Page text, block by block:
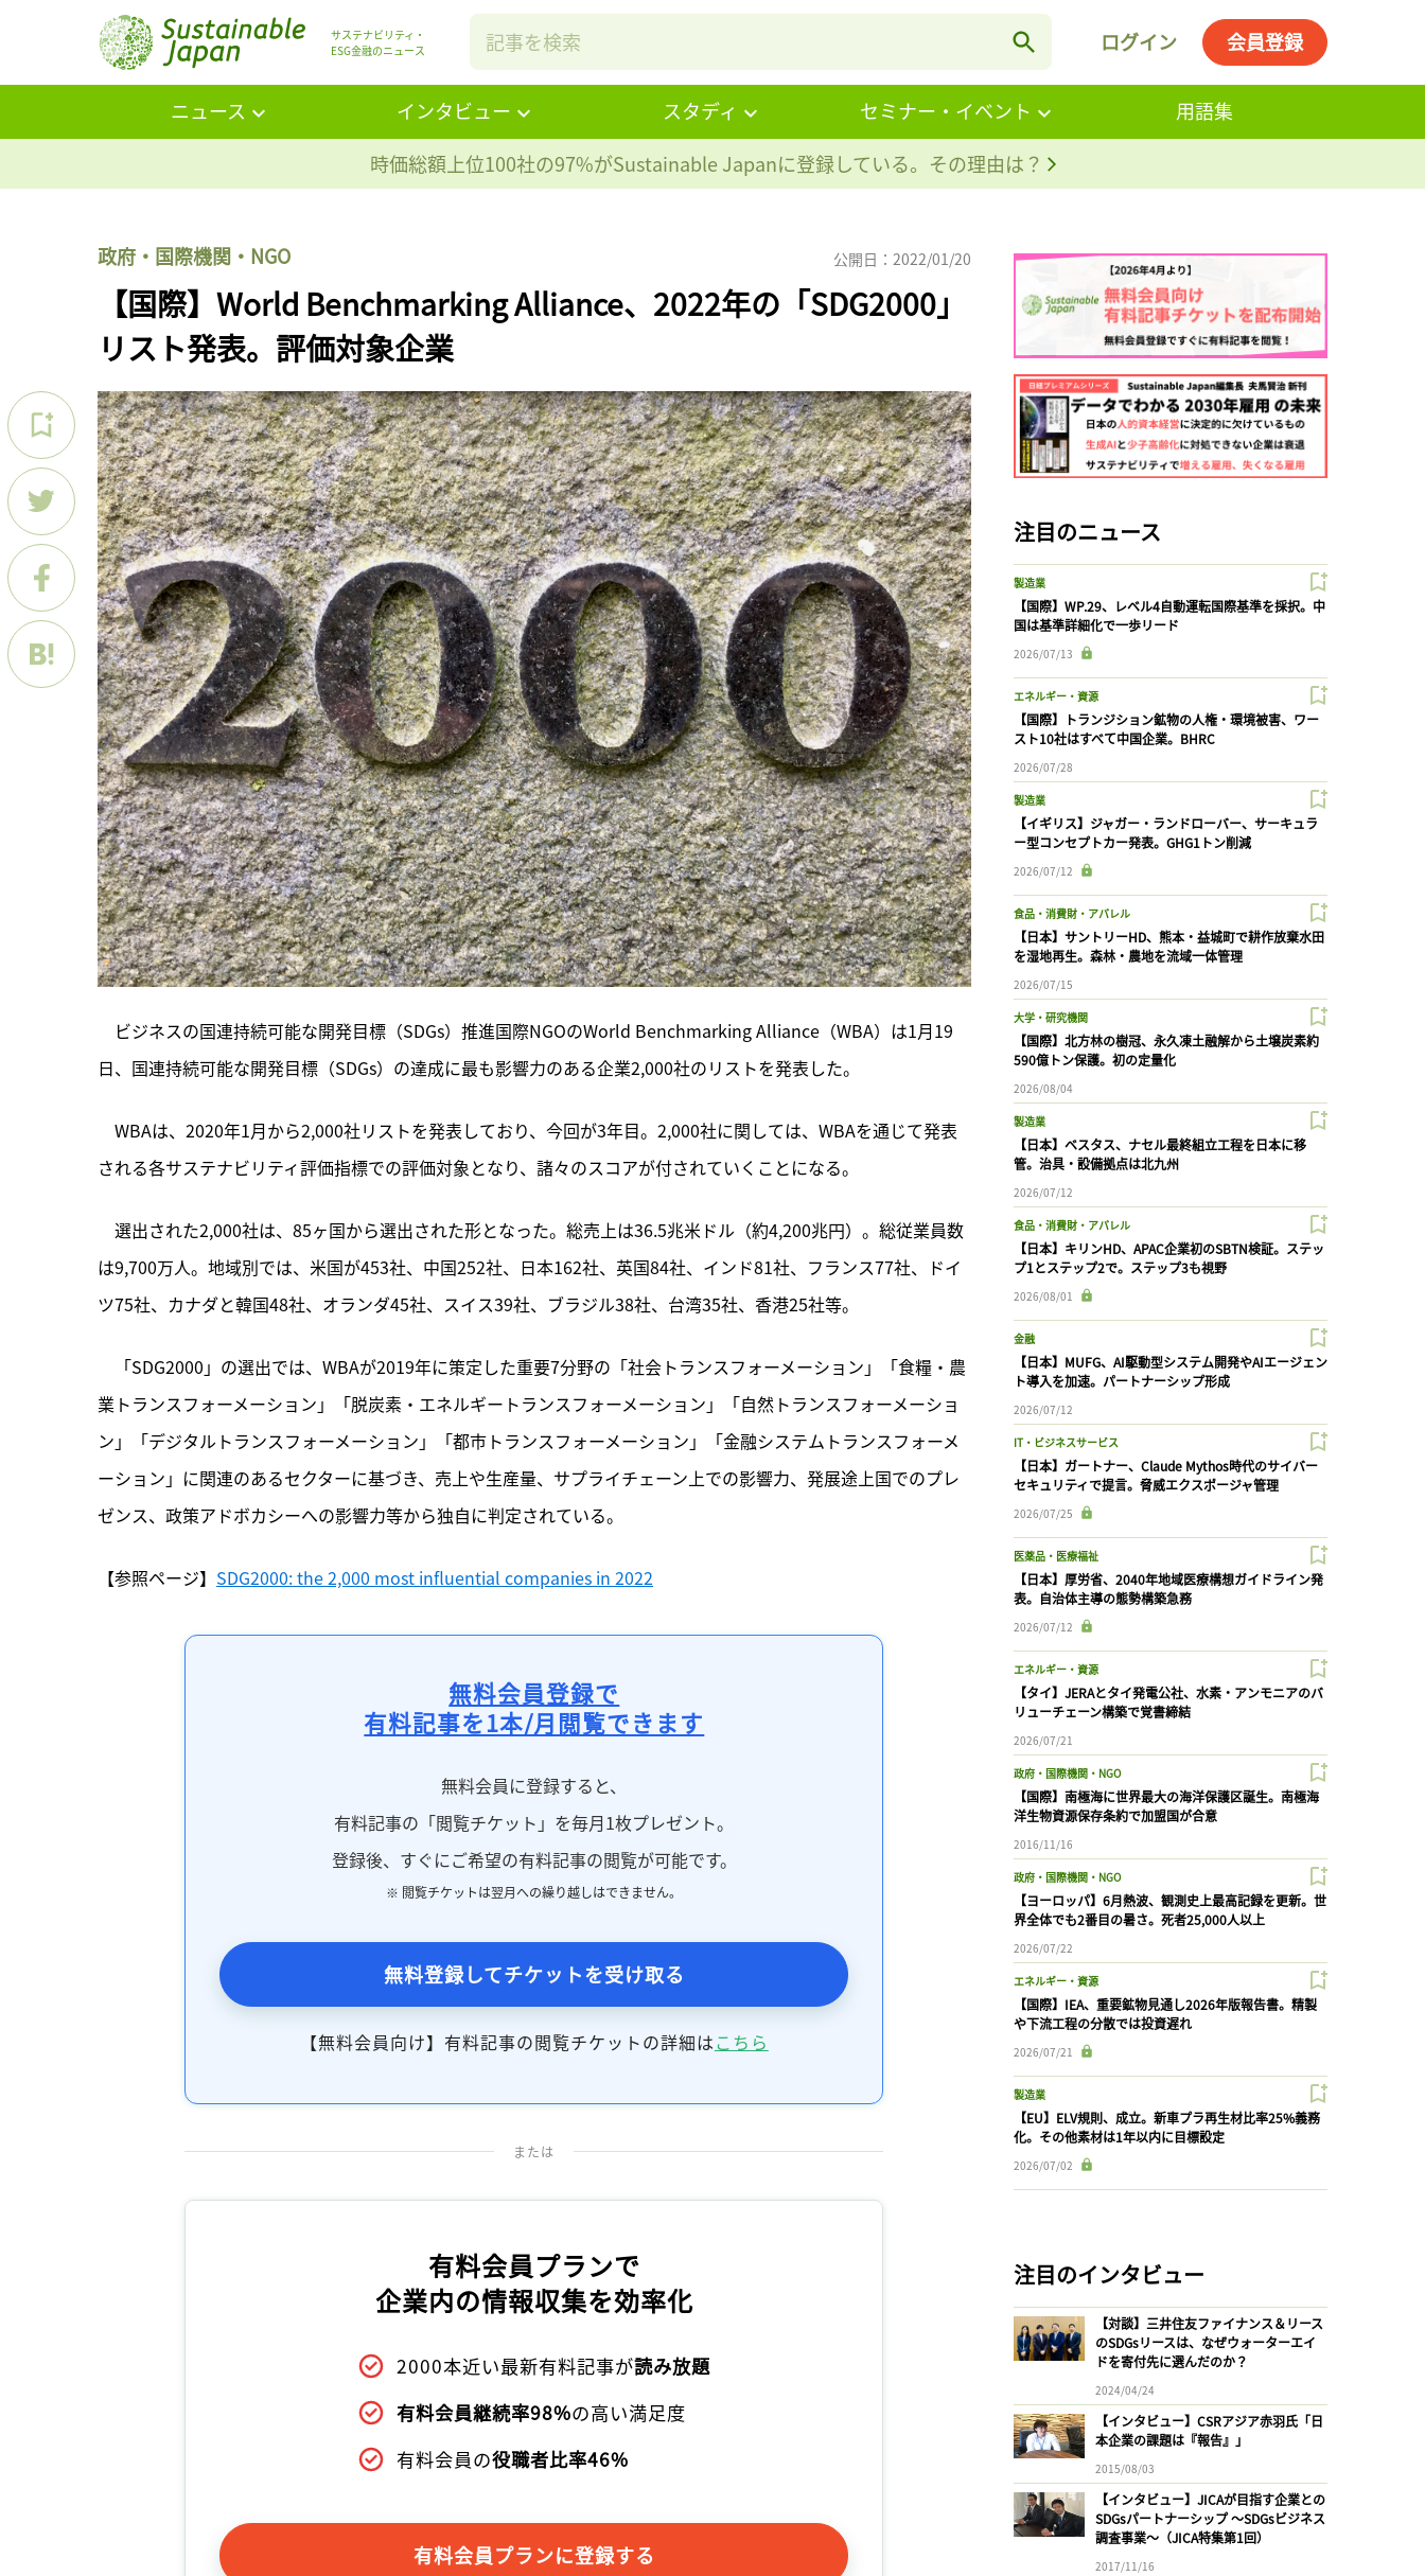
サステナビリティ・
ESG金融のニュース
ログイン 会員登録
ニュース インタビュー スタディ セミナー・イベント
用語集
時価総額上位100社の97%がSustainable Japanに登録している。その理由は？
政府・国際機関・NGO 公開日：2022/01/20
【国際】World Benchmarking Alliance、2022年の「SDG2000」
リスト発表。評価対象企業
ビジネスの国連持続可能な開発目標（SDGs）推進国際NGOのWorld Benchmarking Alliance（WBA）は1月19
日、国連持続可能な開発目標（SDGs）の達成に最も影響力のある企業2,000社のリストを発表した。
WBAは、 2020年1月から2,000社リストを発表しており、今回が3年目。2,000社に関しては、WBAを通じて発表
される各サステナビリティ評価指標での評価対象となり、諸々のスコアが付されていくことになる。
選出された2,000社は、85ヶ国から選出された形となった。総売上は36.5兆米ドル（約4,200兆円）。総従業員数
は9,700万人。地域別では、米国が453社、中国252社、日本162社、英国84社、インド81社、フランス77社、ドイ
ツ75社、カナダと韓国48社、オランダ45社、スイス39社、ブラジル38社、台湾35社、香港25社等。
「SDG2000」の選出では、WBAが2019年に策定した重要7分野の「社会トランスフォーメーション」「食糧・農
業トランスフォーメーション」「脱炭素・エネルギートランスフォーメーション」「自然トランスフォーメーショ
ン」「デジタルトランスフォーメーション」「都市トランスフォーメーション」「金融システムトランスフォーメ
ーション」に関連のあるセクターに基づき、売上や生産量、サプライチェーン上での影響力、発展途上国でのプレ
ゼンス、政策アドボカシーへの影響力等から独自に判定されている。
【参照ページ】 SDG2000: the 2,000 most influential companies in 2022
無料会員登録で
有料記事を1本/月閲覧できます
無料会員に登録すると、
有料記事の「閲覧チケット」を毎月1枚プレゼント。
登録後、すぐにご希望の有料記事の閲覧が可能です。
※ 閲覧チケットは翌月への繰り越しはできません。
無料登録してチケットを受け取る
【無料会員向け】有料記事の閲覧チケットの詳細はこちら
または
有料会員プランで
企業内の情報収集を効率化
2000本近い最新有料記事が読み放題
有料会員継続率98%の高い満足度
有料会員の役職者比率46%
有料会員プランに登録する
注目のニュース
製造業
【国際】WP.29、レベル4自動運転国際基準を採択。中
国は基準詳細化で一歩リード
2026/07/13
エネルギー・資源
【国際】トランジション鉱物の人権・環境被害、ワー
スト10社はすべて中国企業。BHRC
2026/07/28
製造業
【イギリス】ジャガー・ランドローバー、サーキュラ
ー型コンセプトカー発表。GHG1トン削減
2026/07/12
食品・消費財・アパレル
【日本】サントリーHD、熊本・益城町で耕作放棄水田
を湿地再生。森林・農地を流域一体管理
2026/07/15
大学・研究機関
【国際】北方林の樹冠、永久凍土融解から土壌炭素約
590億トン保護。初の定量化
2026/08/04
製造業
【日本】ベスタス、ナセル最終組立工程を日本に移
管。治具・設備拠点は北九州
2026/07/12
食品・消費財・アパレル
【日本】キリンHD、APAC企業初のSBTN検証。ステッ
プ1とステップ2で。ステップ3も視野
2026/08/01
金融
【日本】MUFG、AI駆動型システム開発やAIエージェン
ト導入を加速。パートナーシップ形成
2026/07/12
IT・ビジネスサービス
【日本】ガートナー、Claude Mythos時代のサイバー
セキュリティで提言。脅威エクスポージャ管理
2026/07/25
医薬品・医療福祉
【日本】厚労省、2040年地域医療構想ガイドライン発
表。自治体主導の態勢構築急務
2026/07/12
エネルギー・資源
【タイ】JERAとタイ発電公社、水素・アンモニアのバ
リューチェーン構築で覚書締結
2026/07/21
政府・国際機関・NGO
【国際】南極海に世界最大の海洋保護区誕生。南極海
洋生物資源保存条約で加盟国が合意
2016/11/16
政府・国際機関・NGO
【ヨーロッパ】6月熱波、観測史上最高記録を更新。世
界全体でも2番目の暑さ。死者25,000人以上
2026/07/22
エネルギー・資源
【国際】IEA、重要鉱物見通し2026年版報告書。精製
や下流工程の分散では投資遅れ
2026/07/21
製造業
【EU】ELV規則、成立。新車プラ再生材比率25%義務
化。その他素材は1年以内に目標設定
2026/07/02
注目のインタビュー
【対談】三井住友ファイナンス＆リース
のSDGsリースは、なぜウォーターエイ
ドを寄付先に選んだのか？
2024/04/24
【インタビュー】CSRアジア赤羽氏「日
本企業の課題は『報告』」
2015/08/03
【インタビュー】JICAが目指す企業との
SDGsパートナーシップ 〜SDGsビジネス
調査事業〜（JICA特集第1回）
2017/11/16
ログインが必要です